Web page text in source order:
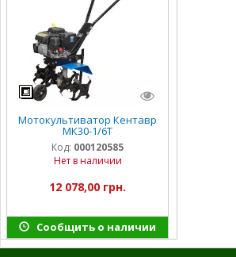
Мотокультиватор Кентавр
МК30-1/6Т
Код: 000120585
Нет в наличии
12 078,00 грн.
Сообщить о наличии